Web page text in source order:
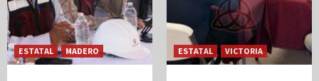
ESTATAL MADERO ESTATAL VICTORIA